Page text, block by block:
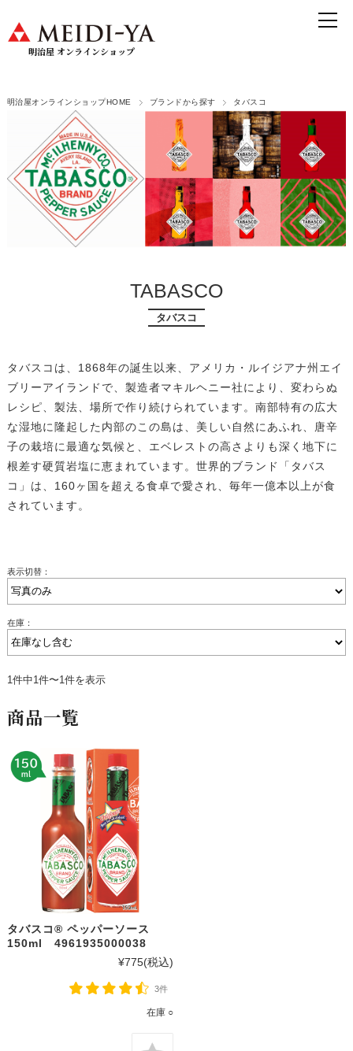
明治屋 オンラインショップ
明治屋オンラインショップHOME ブランドから探す タバスコ
TABASCO
タバスコ
タバスコは、1868年の誕生以来、アメリカ・ルイジアナ州エイ
ブリーアイランドで、製造者マキルヘニー社により、変わらぬ
レシピ、製法、場所で作り続けられています。南部特有の広大
な湿地に隆起した内部のこの島は、美しい自然にあふれ、唐辛
子の栽培に最適な気候と、エベレストの高さよりも深く地下に
根差す硬質岩塩に恵まれています。世界的ブランド「タバス
コ」は、160ヶ国を超える食卓で愛され、毎年一億本以上が食
されています。
表示切替：
在庫：
1件中1件〜1件を表示
商品一覧
タバスコ® ペッパーソース
150ml 4961935000038
¥775(税込)
3件
在庫 ○